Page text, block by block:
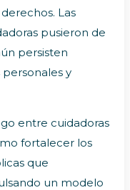
Las
pusieron de
persisten
y
entre cuidadoras
fortalecer los
que
un modelo